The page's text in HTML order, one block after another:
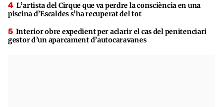
L’artista del Cirque que va perdre la consciència en una
piscina d’Escaldes s’ha recuperat del tot
Interior obre expedient per aclarir el cas del penitenciari
gestor d’un aparcament d’autocaravanes